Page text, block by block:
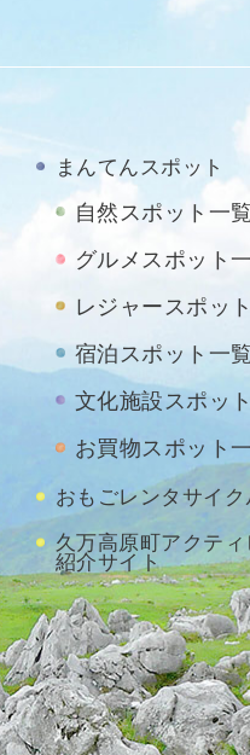
まんてんスポット
自然スポット一
グルメスポット
レジャースポッ
宿泊スポット一
文化施設スポッ
お買物スポット
おもごレンタサイク
久万高原町アクテ
紹介サイト